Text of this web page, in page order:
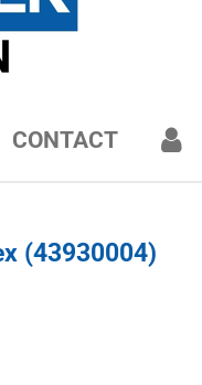
CONTACT
(43930004)